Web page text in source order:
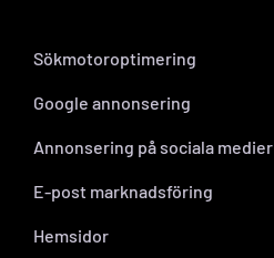
Sökmotoroptimering
Google annonsering
Annonsering på sociala medier
E-post marknadsföring
Hemsidor